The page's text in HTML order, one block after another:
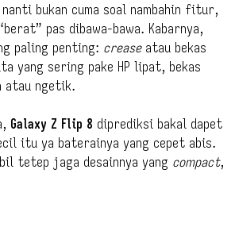
bukan cuma soal nambahin fitur,
pas dibawa-bawa. Kabarnya,
paling penting: creaseatau bekas
yang sering pake HP lipat, bekas
atau ngetik.
Galaxy Z Flip 8 diprediksi bakal dapet
itu ya baterainya yang cepet abis.
tetep jaga desainnya yang compact,